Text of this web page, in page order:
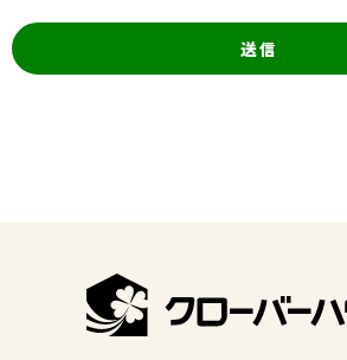
(1) お客さま情報に適用される個人情報の保護
係法令を遵守し、適切に取り扱います。また、
(3) お客さま情報の収集に際しては、利用目的
(5) 保有するお客さま情報について、お客さま本
削除、利用停止の依頼を所定の窓口でお受けし
たします。
具体的には、以下の内容に従ってお客さま情報
送信